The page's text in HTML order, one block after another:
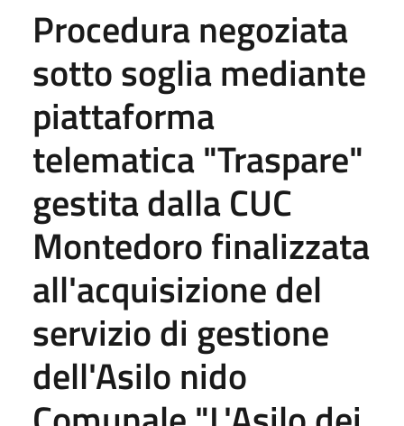
Procedura negoziata
sotto soglia mediante
piattaforma
telematica "Traspare"
gestita dalla CUC
Montedoro finalizzata
all'acquisizione del
servizio di gestione
dell'Asilo nido